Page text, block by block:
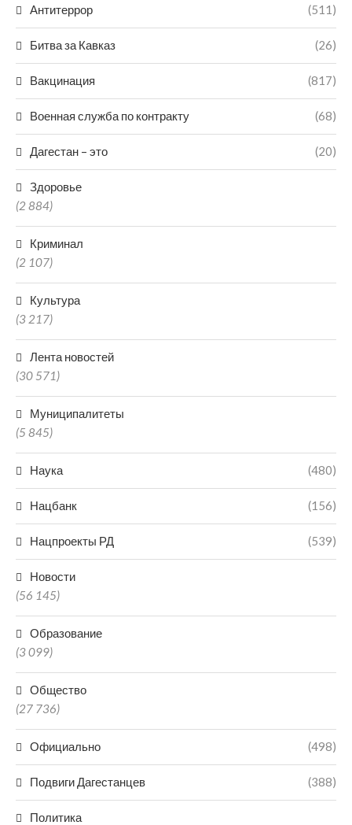
Антитеррор (511)
Битва за Кавказ (26)
Вакцинация (817)
Военная служба по контракту (68)
Дагестан – это (20)
Здоровье
(2 884)
Криминал
(2 107)
Культура
(3 217)
Лента новостей
(30 571)
Муниципалитеты
(5 845)
Наука (480)
Нацбанк (156)
Нацпроекты РД (539)
Новости
(56 145)
Образование
(3 099)
Общество
(27 736)
Официально (498)
Подвиги Дагестанцев (388)
Политика